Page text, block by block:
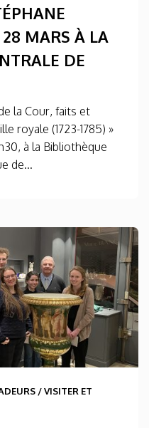
28 MARS À LA
DE
la Cour, faits et
royale (1723-1785) »
à la Bibliothèque
de...
/VISITER ET